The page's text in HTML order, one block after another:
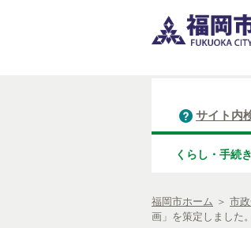
サイト内
くらし・手続き
福岡市ホーム ＞ 市
画」を策定しました。